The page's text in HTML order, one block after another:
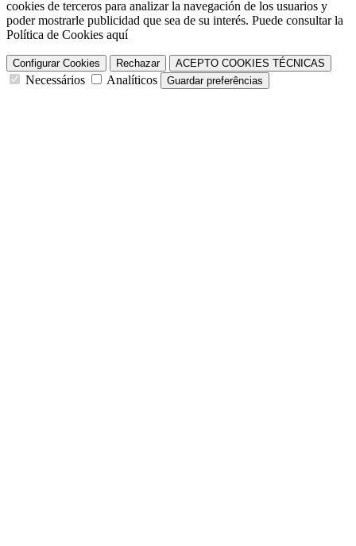
cookies de terceros para analizar la navegación de los usuarios y
poder mostrarle publicidad que sea de su interés. Puede consultar la
Política de Cookies aquí
Configurar Cookies Rechazar ACEPTO COOKIES TÉCNICAS
Necessários Analíticos Guardar preferências